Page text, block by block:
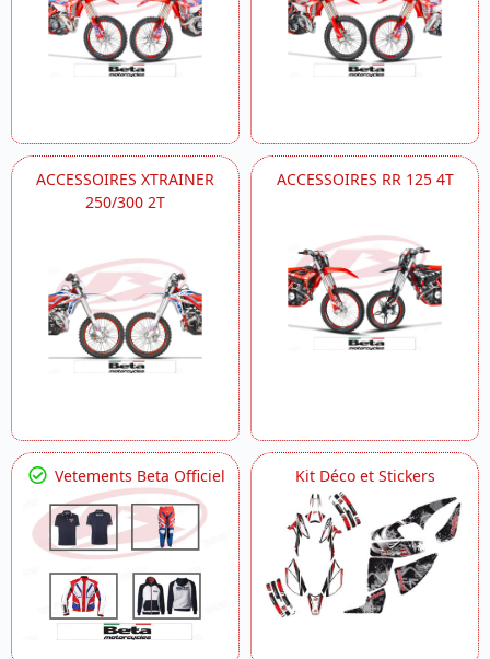
ACCESSOIRES XTRAINER
250/300 2T
ACCESSOIRES RR 125 4T
Vetements Beta Officiel Kit Déco et Stickers